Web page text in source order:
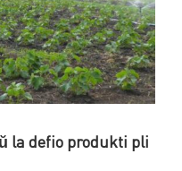
la defio produkti pli